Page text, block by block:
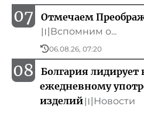
07 Отмечаем
〣 Вспомним о...
06.08.26, 07:20
08
Болгария лидирует
ежедневному
изделий〣 Новости